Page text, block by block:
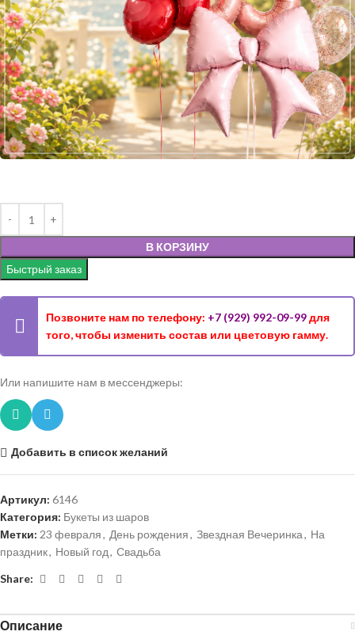
В КОРЗИНУ
Быстрый заказ
Позвоните нам по телефону: +7 (929) 992-09-99для
того, чтобы изменить состав или цветовую гамму.
Или напишите нам в мессенджеры:
Добавить в список желаний
Артикул: 6146
Категория: Букеты из шаров
Метки: 23 февраля, День рождения, Звездная Вечеринка, На
праздник, Новый год, Свадьба
Share:
Описание